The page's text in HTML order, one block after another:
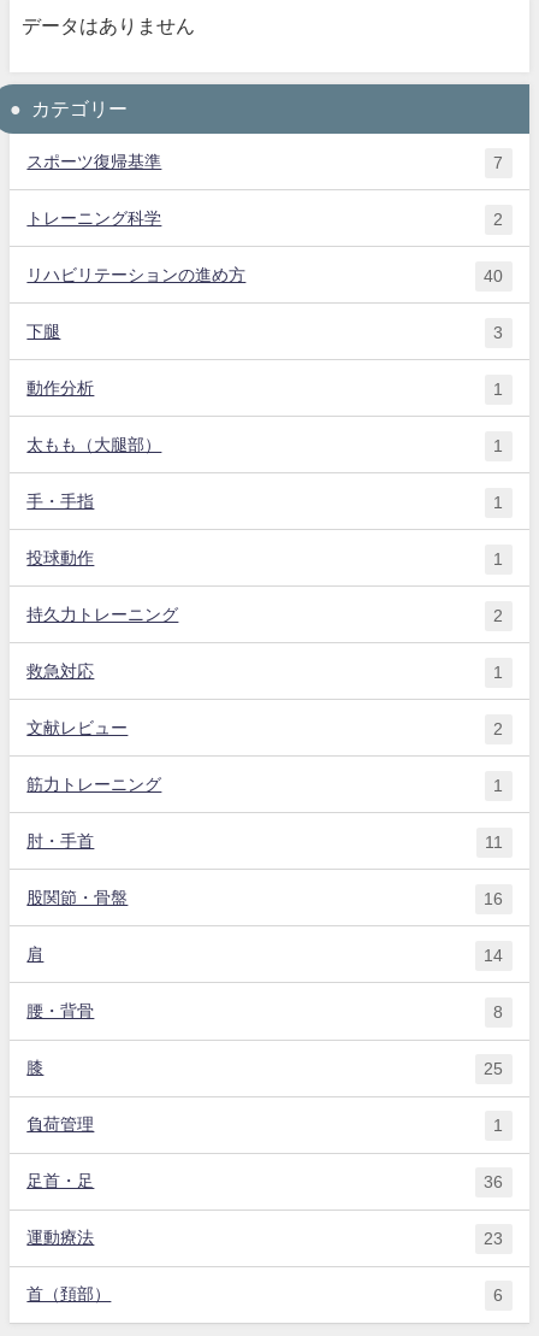
データはありません
カテゴリー
スポーツ復帰基準 7
トレーニング科学 2
リハビリテーションの進め方 40
下腿 3
動作分析 1
太もも（大腿部） 1
手・手指 1
投球動作 1
持久力トレーニング 2
救急対応 1
文献レビュー 2
筋力トレーニング 1
肘・手首 11
股関節・骨盤 16
肩 14
腰・背骨 8
膝 25
負荷管理 1
足首・足 36
運動療法 23
首（頚部） 6